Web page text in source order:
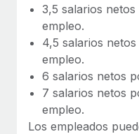
3,5 salarios
empleo.
4,5 salarios
empleo.
6 salarios netos
7 salarios netos
empleo.
Los empleados